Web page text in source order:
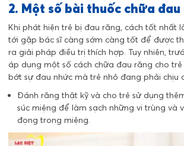
2. Một số bài thuốc chữa
Khi phát hiện trẻ bị đau răng, cách tốt nhất
tới gặp bác sĩ càng sớm càng tốt để được
ra giải pháp điều trị thích hợp. Tuy nhiên,
áp dụng một số cách chữa đau răng cho
bớt sự đau nhức mà trẻ nhỏ đang phải chịu
Đánh răng thật kỹ và cho trẻ sử dụng
súc miệng để làm sạch những vi trùng và
đọng trong miệng.